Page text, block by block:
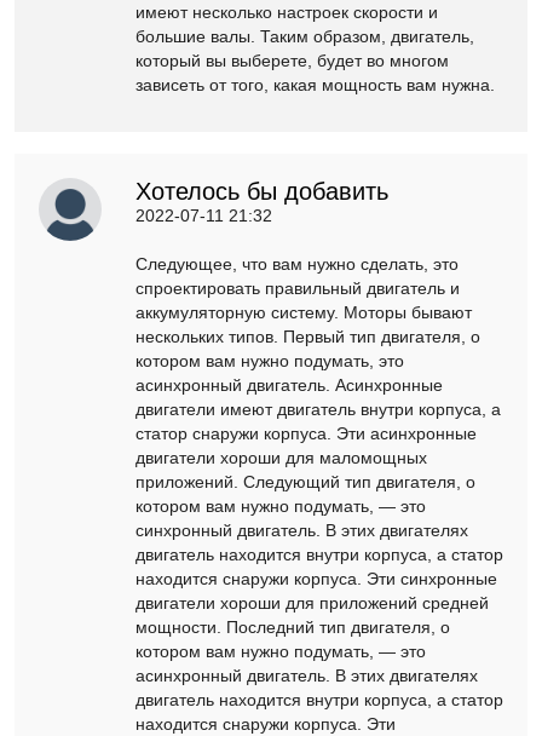
имеют несколько настроек скорости и
большие валы. Таким образом, двигатель,
который вы выберете, будет во многом
зависеть от того, какая мощность вам нужна.
Хотелось бы добавить
2022-07-11 21:32
Следующее, что вам нужно сделать, это
спроектировать правильный двигатель и
аккумуляторную систему. Моторы бывают
нескольких типов. Первый тип двигателя, о
котором вам нужно подумать, это
асинхронный двигатель. Асинхронные
двигатели имеют двигатель внутри корпуса, а
статор снаружи корпуса. Эти асинхронные
двигатели хороши для маломощных
приложений. Следующий тип двигателя, о
котором вам нужно подумать, — это
синхронный двигатель. В этих двигателях
двигатель находится внутри корпуса, а статор
находится снаружи корпуса. Эти синхронные
двигатели хороши для приложений средней
мощности. Последний тип двигателя, о
котором вам нужно подумать, — это
асинхронный двигатель. В этих двигателях
двигатель находится внутри корпуса, а статор
находится снаружи корпуса. Эти